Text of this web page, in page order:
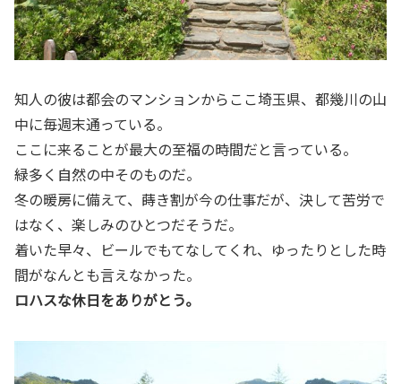
知人の彼は都会のマンションからここ埼玉県、都幾川の山
中に毎週末通っている。
ここに来ることが最大の至福の時間だと言っている。
緑多く自然の中そのものだ。
冬の暖房に備えて、蒔き割が今の仕事だが、決して苦労で
はなく、楽しみのひとつだそうだ。
着いた早々、ビールでもてなしてくれ、ゆったりとした時
間がなんとも言えなかった。
ロハスな休日をありがとう。